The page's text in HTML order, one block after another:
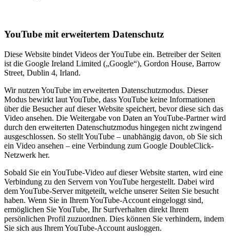
YouTube mit erweitertem Datenschutz
Diese Website bindet Videos der YouTube ein. Betreiber der Seiten
ist die Google Ireland Limited („Google“), Gordon House, Barrow
Street, Dublin 4, Irland.
Wir nutzen YouTube im erweiterten Datenschutzmodus. Dieser
Modus bewirkt laut YouTube, dass YouTube keine Informationen
über die Besucher auf dieser Website speichert, bevor diese sich das
Video ansehen. Die Weitergabe von Daten an YouTube-Partner wird
durch den erweiterten Datenschutzmodus hingegen nicht zwingend
ausgeschlossen. So stellt YouTube – unabhängig davon, ob Sie sich
ein Video ansehen – eine Verbindung zum Google DoubleClick-
Netzwerk her.
Sobald Sie ein YouTube-Video auf dieser Website starten, wird eine
Verbindung zu den Servern von YouTube hergestellt. Dabei wird
dem YouTube-Server mitgeteilt, welche unserer Seiten Sie besucht
haben. Wenn Sie in Ihrem YouTube-Account eingeloggt sind,
ermöglichen Sie YouTube, Ihr Surfverhalten direkt Ihrem
persönlichen Profil zuzuordnen. Dies können Sie verhindern, indem
Sie sich aus Ihrem YouTube-Account ausloggen.